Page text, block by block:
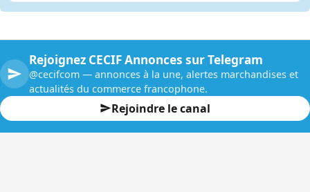
Rejoignez CECIF Annonces sur Telegram
@cecifcom — annonces à la une, alertes marchandises et
actualités du commerce francophone.
Rejoindre le canal